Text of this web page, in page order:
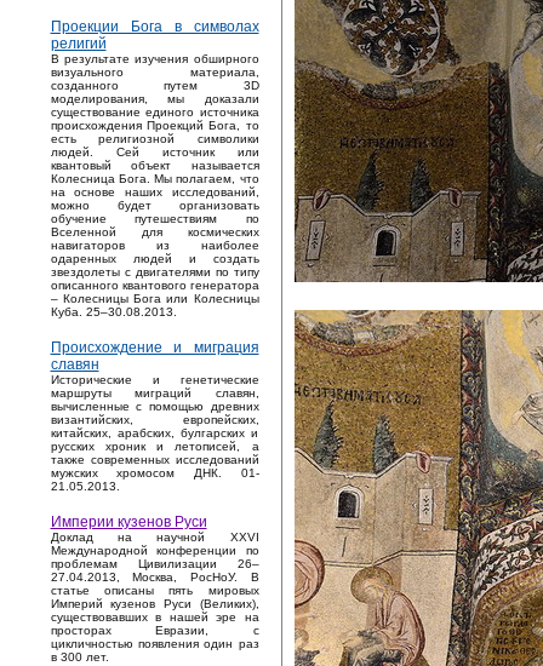
Проекции Бога в символах
религий
В результате изучения обширного
визуального материала,
созданного путем 3D
моделирования, мы доказали
существование единого источника
происхождения Проекций Бога, то
есть религиозной символики
людей. Сей источник или
квантовый объект называется
Колесница Бога. Мы полагаем, что
на основе наших исследований,
можно будет организовать
обучение путешествиям по
Вселенной для космических
навигаторов из наиболее
одаренных людей и создать
звездолеты с двигателями по типу
описанного квантового генератора
– Колесницы Бога или Колесницы
Куба. 25–30.08.2013.
Происхождение и миграция
славян
Исторические и генетические
маршруты миграций славян,
вычисленные с помощью древних
византийских, европейских,
китайских, арабских, булгарских и
русских хроник и летописей, а
также современных исследований
мужских хромосом ДНК. 01-
21.05.2013.
Империи кузенов Руси
Доклад на научной XXVI
Международной конференции по
проблемам Цивилизации 26–
27.04.2013, Москва, РосНоУ. В
статье описаны пять мировых
Империй кузенов Руси (Великих),
существовавших в нашей эре на
просторах Евразии, с
цикличностью появления один раз
в 300 лет.